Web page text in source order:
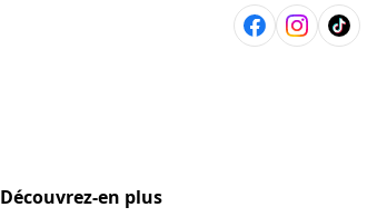
Découvrez-en plus